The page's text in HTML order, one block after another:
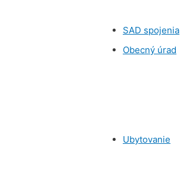
SAD spojenia
Obecný úrad
Ubytovanie